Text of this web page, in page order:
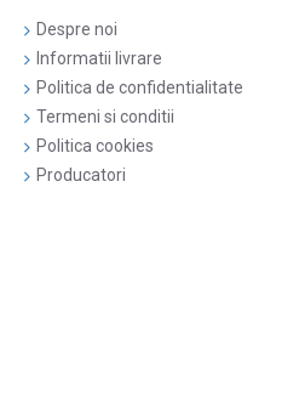
Despre noi
Informatii livrare
Politica de confidentialitate
Termeni si conditii
Politica cookies
Producatori